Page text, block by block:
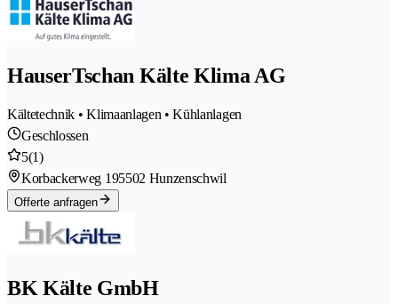
HauserTschan Kälte Klima AG
Kältetechnik • Klimaanlagen • Kühlanlagen
Geschlossen
5(1)
Korbackerweg 195502 Hunzenschwil
Offerte anfragen
BK Kälte GmbH